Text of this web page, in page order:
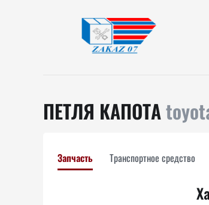
ПЕТЛЯ КАПОТА
Запчасть Транспортное средство